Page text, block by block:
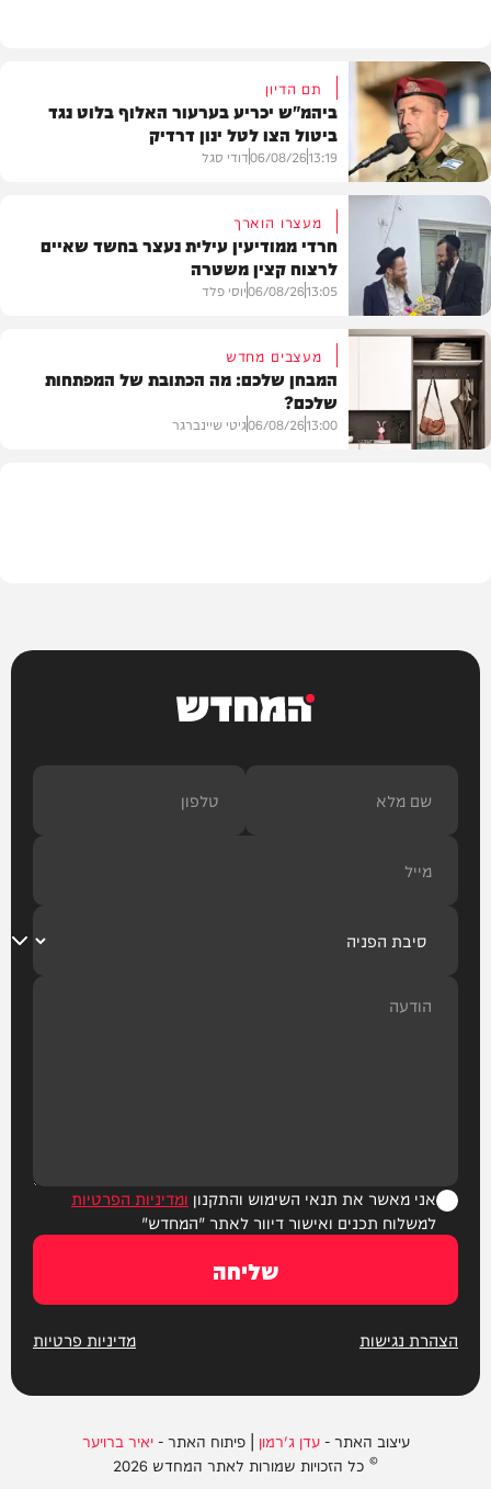
משפט
תם הדיון
ביהמ"ש יכריע בערעור האלוף בלוט נגד
ביטול הצו לטל ינון דרדיק
13:19
06/08/26דודי סגל
חרדים
מעצרו הוארך
חרדי ממודיעין עילית נעצר בחשד שאיים
לרצוח קצין משטרה
13:05
06/08/26יוסי פלד
מעצבים מחדש
המבחן שלכם: מה הכתובת של המפתחות
שלכם?
13:00
06/08/26גיטי שיינברגר
המחדש
אני מאשר את תנאי השימוש והתקנון ומדיניות הפרטיות
למשלוח תכנים ואישור דיוור לאתר "המחדש"
שליחה
הצהרת נגישות מדיניות פרטיות
עיצוב האתר -עדן ג'רמון | פיתוח האתר -יאיר ברויער
© כל הזכויות שמורות לאתר המחדש 2026